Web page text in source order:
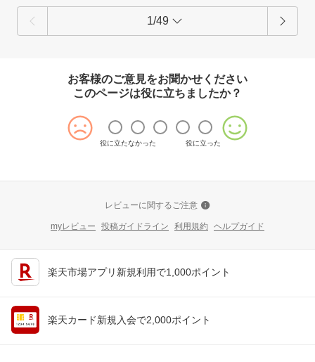
1/49
お客様のご意見をお聞かせください
このページは役に立ちましたか？
役に立たなかった 役に立った
レビューに関するご注意
myレビュー 投稿ガイドライン 利用規約 ヘルプガイド
楽天市場アプリ新規利用で1,000ポイント
楽天カード新規入会で2,000ポイント